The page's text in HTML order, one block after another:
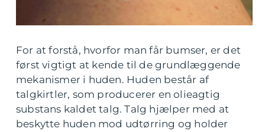
For at forstå, hvorfor man får bumser, er det
først vigtigt at kende til de grundlæggende
mekanismer i huden. Huden består af
talgkirtler, som producerer en olieagtig
substans kaldet talg. Talg hjælper med at
beskytte huden mod udtørring og holder